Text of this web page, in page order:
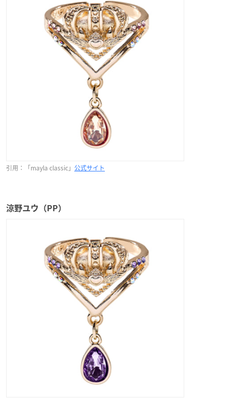
引用：「mayla classic」 公式サイト
涼野ユウ（PP）